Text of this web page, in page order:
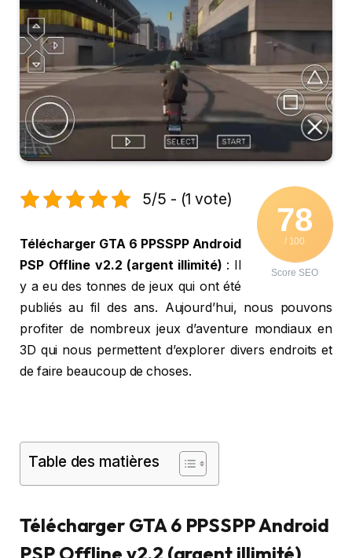
78
/ 100
Score SEO
5/5 - (1 vote)
Télécharger GTA 6 PPSSPP Android
PSP Offline v2.2 (argent illimité) : Il
y a eu des tonnes de jeux qui ont été
publiés au fil des ans. Aujourd’hui, nous pouvons
profiter de nombreux jeux d’aventure mondiaux en
3D qui nous permettent d’explorer divers endroits et
de faire beaucoup de choses.
Table des matières
Télécharger GTA 6 PPSSPP Android